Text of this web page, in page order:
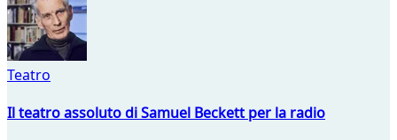
Teatro
Il teatro assoluto di Samuel Beckett per la radio